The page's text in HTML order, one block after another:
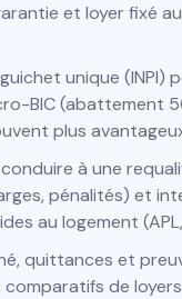
et loyer fixé
unique (INPI)
BIC (abattement
plus
à une
pénalités) et
au logement (APL,
quittances et
de